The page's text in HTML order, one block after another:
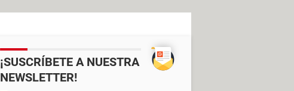
¡SUSCRÍBETE A NUESTRA
NEWSLETTER!